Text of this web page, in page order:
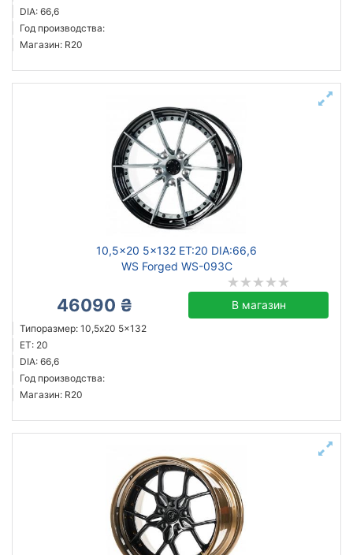
DIA: 66,6
Год производства:
Магазин: R20
10,5x20 5x132 ET:20 DIA:66,6
WS Forged WS-093C
46090 ₴ В магазин
Типоразмер: 10,5x20 5x132
ET: 20
DIA: 66,6
Год производства:
Магазин: R20